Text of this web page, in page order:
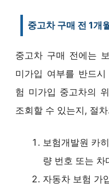
중고차 구매 전 1개
중고차 구매 전에는
미가입 여부를 반드
험 미가입 중고차의
조회할 수 있는지, 절
보험개발원 카
량 번호 또는 차
자동차 보험 가